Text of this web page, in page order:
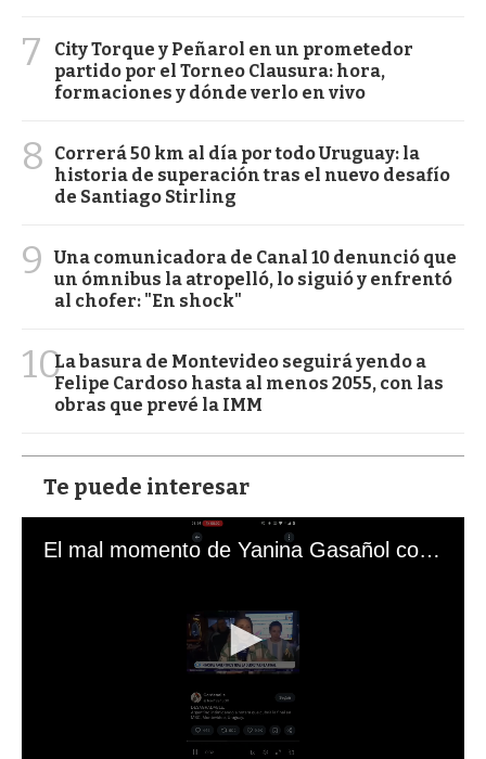
7
City Torque y Peñarol en un prometedor
partido por el Torneo Clausura: hora,
formaciones y dónde verlo en vivo
8
Correrá 50 km al día por todo Uruguay: la
historia de superación tras el nuevo desafío
de Santiago Stirling
9
Una comunicadora de Canal 10 denunció que
un ómnibus la atropelló, lo siguió y enfrentó
al chofer: "En shock"
10La basura de Montevideo seguirá yendo a
Felipe Cardoso hasta al menos 2055, con las
obras que prevé la IMM
Te puede interesar
El mal momento de Yanina Gasañol con un hincha argentino en "Subrayado"